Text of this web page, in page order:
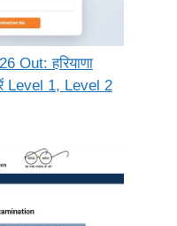
Out: हरियाणा
Level 1, Level 2